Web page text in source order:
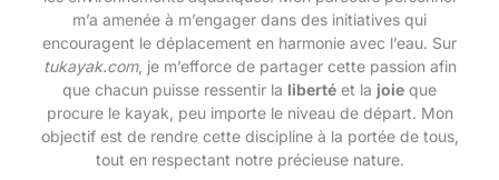
profiter de l'eau.
【Pourquoi choisir
ABAHUB】 Ce kayak
gonflable est fabriqué
avec des matériaux de
haute qualité et est livré
avec d'excellents
accessoires. Il est
m’a amenée à m’engager dans des initiatives qui
encouragent le déplacement en harmonie avec l’eau. Sur
tukayak.com, je m’efforce de partager cette passion afin
que chacun puisse ressentir la liberté et la joie que
procure le kayak, peu importe le niveau de départ. Mon
objectif est de rendre cette discipline à la portée de tous,
tout en respectant notre précieuse nature.